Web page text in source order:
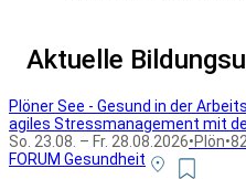
Aktuelle
Plöner See - Gesund in der
agiles Stressmanagement mit
So. 23.08. – Fr. 28.08.2026•Plön•
FORUM Gesundheit